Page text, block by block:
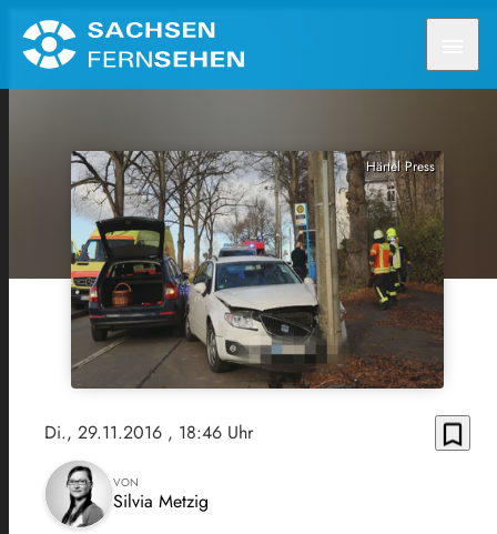
Härtel Press
Di., 29.11.2016 , 18:46 Uhr bookmark_border
VON
Silvia Metzig